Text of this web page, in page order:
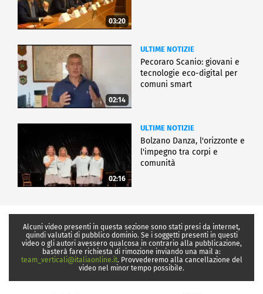
03:20
02:14
ULTIME NOTIZIE
Pecoraro Scanio: giovani e
tecnologie eco-digital per
comuni smart
02:16
ULTIME NOTIZIE
Bolzano Danza, l'orizzonte e
l'impegno tra corpi e
comunità
Alcuni video presenti in questa sezione sono stati presi da internet,
quindi valutati di pubblico dominio. Se i soggetti presenti in questi
video o gli autori avessero qualcosa in contrario alla pubblicazione,
basterà fare richiesta di rimozione inviando una mail a:
team_verticali@italiaonline.it. Provvederemo alla cancellazione del
video nel minor tempo possibile.